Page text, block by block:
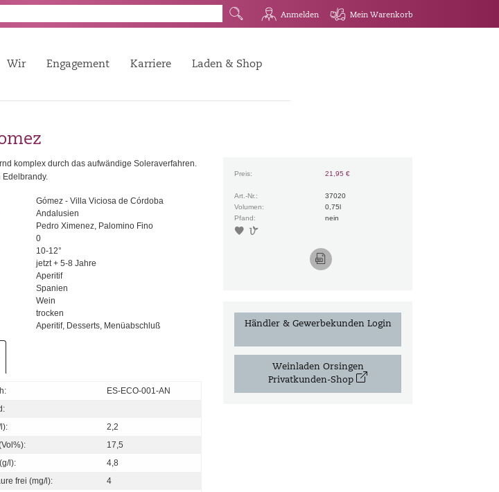
Q G Anmelden R Mein Warenkorb
Wir Engagement Karriere Laden & Shop
komplex durch das aufwändige Soleraverfahren.
Edelbrandy.
Gómez - Villa Viciosa de Córdoba
Andalusien
Pedro Ximenez, Palomino Fino
0
10-12°
jetzt + 5-8 Jahre
Aperitif
Spanien
Wein
trocken
Aperitif, Desserts, Menüabschluß
ES-ECO-001-AN
2,2
17,5
l):
4,8
frei (mg/l):
4
Preis: 21,95 €
Art.-Nr.:
37020
Volumen:
0,75l
Pfand:
nein
6 v
K
Händler & Gewerbekunden Login
Weinladen Orsingen
Privatkunden-Shop